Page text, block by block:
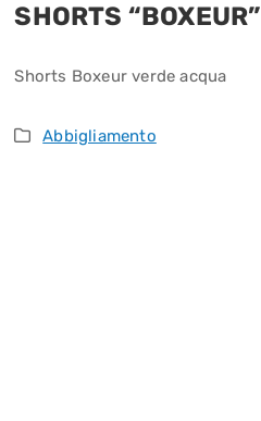
SHORTS “BOXEUR”
Shorts Boxeur verde acqua
Abbigliamento